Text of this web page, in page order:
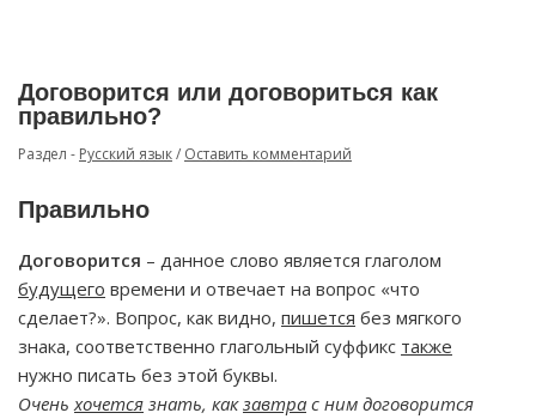
Договорится или договориться как
правильно?
Раздел - Русский язык/ Оставить комментарий
Правильно
Договорится – данное слово является глаголом
будущего времени и отвечает на вопрос «что
сделает?». Вопрос, как видно, пишется без мягкого
знака, соответственно глагольный суффикс также
нужно писать без этой буквы.
Оченьхочется знать, какзавтра с ним договорится